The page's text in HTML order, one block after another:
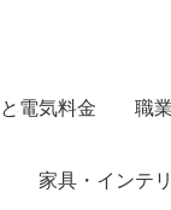
電気料金 職
家具・インテ